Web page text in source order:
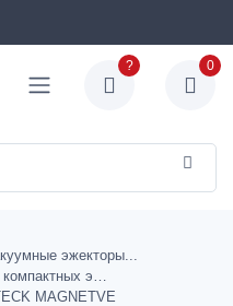
? 0
эжекторы
MAGNETVE